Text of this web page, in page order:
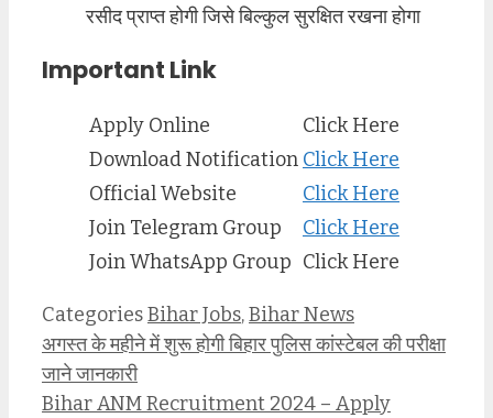
रसीद प्राप्त होगी जिसे बिल्कुल सुरक्षित रखना होगा
Important Link
Apply Online
Click Here
Download Notification Click Here
Official Website
Click Here
Join Telegram Group
Click Here
Join WhatsApp Group Click Here
CategoriesBihar Jobs,Bihar News
अगस्त के महीने में शुरू होगी बिहार पुलिस कांस्टेबल की परीक्षा
जाने जानकारी
Bihar ANM Recruitment 2024 – Apply